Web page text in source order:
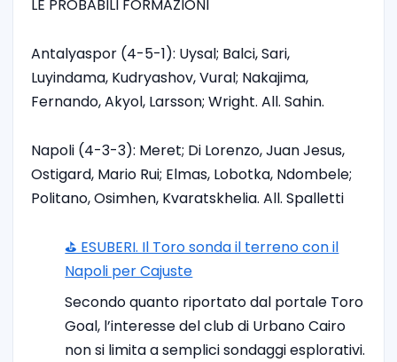
LE PROBABILI FORMAZIONI
Antalyaspor (4-5-1): Uysal; Balci, Sari,
Luyindama, Kudryashov, Vural; Nakajima,
Fernando, Akyol, Larsson; Wright. All. Sahin.
Napoli (4-3-3): Meret; Di Lorenzo, Juan Jesus,
Ostigard, Mario Rui; Elmas, Lobotka, Ndombele;
Politano, Osimhen, Kvaratskhelia. All. Spalletti
⛳ ESUBERI. Il Toro sonda il terreno con il
Napoli per Cajuste
Secondo quanto riportato dal portale Toro
Goal, l’interesse del club di Urbano Cairo
non si limita a semplici sondaggi esplorativi.